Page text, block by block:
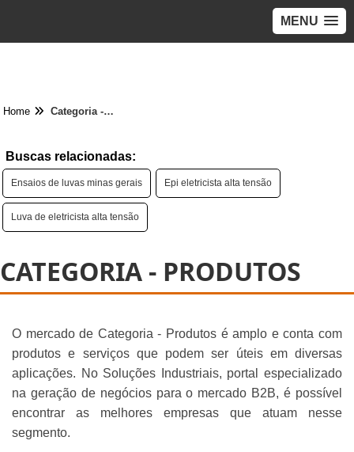
MENU
Home Categoria - Produtos
Buscas relacionadas:
Ensaios de luvas minas gerais Epi eletricista alta tensão
Luva de eletricista alta tensão
CATEGORIA - PRODUTOS
O mercado de Categoria - Produtos é amplo e conta com
produtos e serviços que podem ser úteis em diversas
aplicações. No Soluções Industriais, portal especializado
na geração de negócios para o mercado B2B, é possível
encontrar as melhores empresas que atuam nesse
segmento.